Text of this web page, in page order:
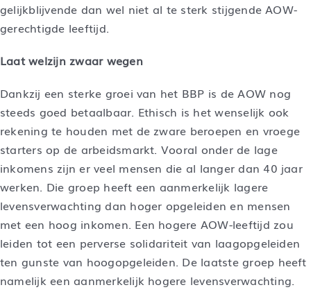
gelijkblijvende dan wel niet al te sterk stijgende AOW-
gerechtigde leeftijd.
Laat welzijn zwaar wegen
Dankzij een sterke groei van het BBP is de AOW nog
steeds goed betaalbaar. Ethisch is het wenselijk ook
rekening te houden met de zware beroepen en vroege
starters op de arbeidsmarkt. Vooral onder de lage
inkomens zijn er veel mensen die al langer dan 40 jaar
werken. Die groep heeft een aanmerkelijk lagere
levensverwachting dan hoger opgeleiden en mensen
met een hoog inkomen. Een hogere AOW-leeftijd zou
leiden tot een perverse solidariteit van laagopgeleiden
ten gunste van hoogopgeleiden. De laatste groep heeft
namelijk een aanmerkelijk hogere levensverwachting.